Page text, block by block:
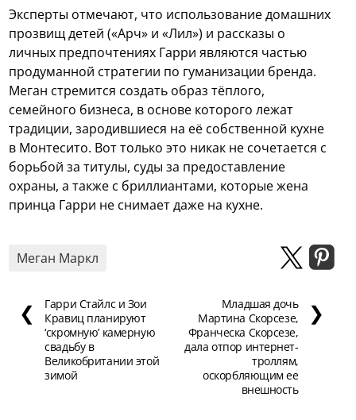
Эксперты отмечают, что использование домашних
прозвищ детей («Арч» и «Лил») и рассказы о
личных предпочтениях Гарри являются частью
продуманной стратегии по гуманизации бренда.
Меган стремится создать образ тёплого,
семейного бизнеса, в основе которого лежат
традиции, зародившиеся на её собственной кухне
в Монтесито. Вот только это никак не сочетается с
борьбой за титулы, суды за предоставление
охраны, а также с бриллиантами, которые жена
принца Гарри не снимает даже на кухне.
Меган Маркл
❮
Гарри Стайлс и Зои
Кравиц планируют
‘скромную’ камерную
свадьбу в
Великобритании этой
зимой
Младшая дочь
Мартина Скорсезе,
Франческа Скорсезе,
дала отпор интернет-
троллям,
оскорбляющим ее
внешность
❯